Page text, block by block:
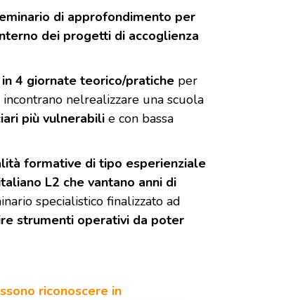
di approfondimento per
dei progetti di accoglienza
4 giornate teorico/pratiche per
nelrealizzare una scuola
più vulnerabili e con bassa
formative di tipo esperienziale
L2 che vantano anni di
specialistico finalizzato ad
strumenti operativi da poter
riconoscere in